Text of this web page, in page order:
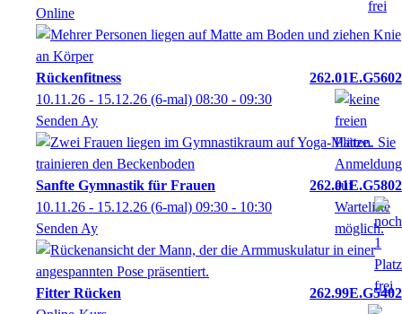
Online
Rückenfitness
262.01E.G5602
10.11.26 - 15.12.26 (6-mal) 08:30 - 09:30
Senden Ay
Sanfte Gymnastik für Frauen
262.01E.G5802
10.11.26 - 15.12.26 (6-mal) 09:30 - 10:30
Senden Ay
Fitter Rücken
262.99E.G5402